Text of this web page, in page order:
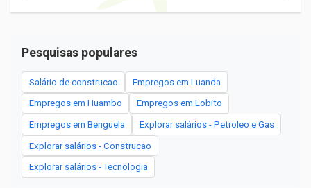
Pesquisas populares
Salário de construcao Empregos em Luanda
Empregos em Huambo Empregos em Lobito
Empregos em Benguela Explorar salários - Petroleo e Gas
Explorar salários - Construcao
Explorar salários - Tecnologia